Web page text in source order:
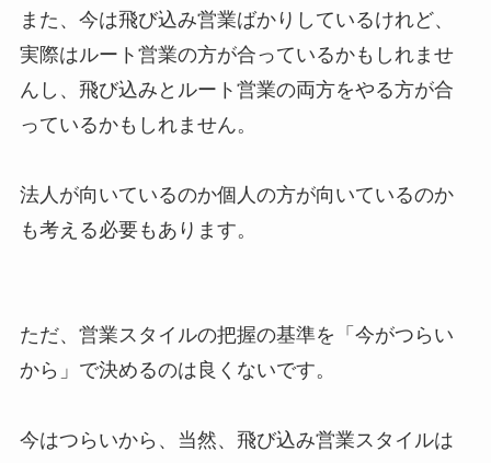
また、今は飛び込み営業ばかりしているけれど、
実際はルート営業の方が合っているかもしれませ
んし、飛び込みとルート営業の両方をやる方が合
っているかもしれません。
法人が向いているのか個人の方が向いているのか
も考える必要もあります。
ただ、営業スタイルの把握の基準を「今がつらい
から」で決めるのは良くないです。
今はつらいから、当然、飛び込み営業スタイルは